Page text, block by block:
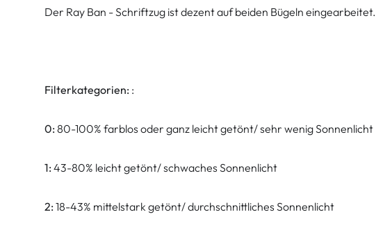
Der Ray Ban - Schriftzug ist dezent auf beiden Bügeln eingearbeitet.
Filterkategorien: :
0: 80-100% farblos oder ganz leicht getönt/ sehr wenig Sonnenlicht
1: 43-80% leicht getönt/ schwaches Sonnenlicht
2: 18-43% mittelstark getönt/ durchschnittliches Sonnenlicht